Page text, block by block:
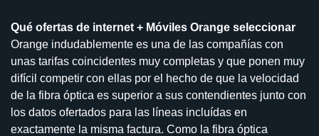
Qué ofertas de internet + Móviles Orange seleccionar
Orange indudablemente es una de las compañías con
unas tarifas coincidentes muy completas y que ponen muy
difícil competir con ellas por el hecho de que la velocidad
de la fibra óptica es superior a sus contendientes junto con
los datos ofertados para las líneas incluídas en
exactamente la misma factura. Como la fibra óptica